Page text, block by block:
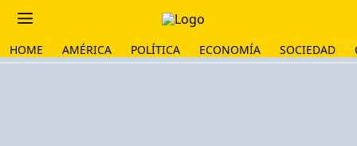
HOME AMÉRICA POLÍTICA ECONOMÍA SOCIEDAD